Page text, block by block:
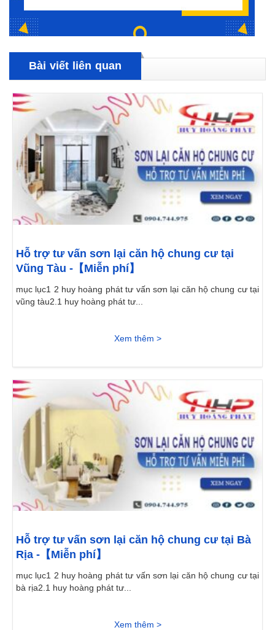
Bài viết liên quan
Hỗ trợ tư vấn sơn lại căn hộ chung cư tại
Vũng Tàu -【Miễn phí】
mục lục1 2 huy hoàng phát tư vấn sơn lại căn hộ chung cư tại
vũng tàu2.1 huy hoàng phát tư...
Xem thêm >
Hỗ trợ tư vấn sơn lại căn hộ chung cư tại Bà
Rịa -【Miễn phí】
mục lục1 2 huy hoàng phát tư vấn sơn lại căn hộ chung cư tại
bà rịa2.1 huy hoàng phát tư...
Xem thêm >